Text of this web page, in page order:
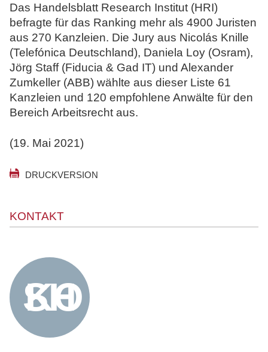
Das Handelsblatt Research Institut (HRI)
befragte für das Ranking mehr als 4900 Juristen
aus 270 Kanzleien. Die Jury aus Nicolás Knille
(Telefónica Deutschland), Daniela Loy (Osram),
Jörg Staff (Fiducia & Gad IT) und Alexander
Zumkeller (ABB) wählte aus dieser Liste 61
Kanzleien und 120 empfohlene Anwälte für den
Bereich Arbeitsrecht aus.
(19. Mai 2021)
DRUCKVERSION
KONTAKT